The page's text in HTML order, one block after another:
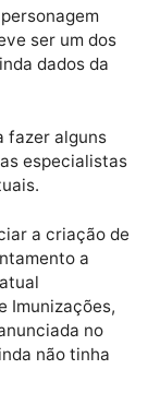
a Covid-
quarta (12)
personagem
ainda dados da
a fazer alguns
mas